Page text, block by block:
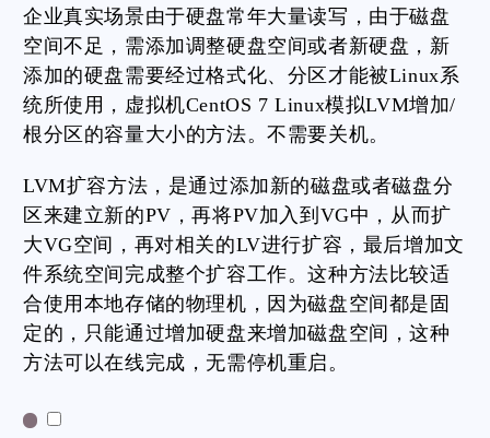
企业真实场景由于硬盘常年大量读写，由于磁盘
空间不足，需添加调整硬盘空间或者新硬盘，新
添加的硬盘需要经过格式化、分区才能被Linux系
统所使用，虚拟机CentOS 7 Linux模拟LVM增加/
根分区的容量大小的方法。不需要关机。
LVM扩容方法，是通过添加新的磁盘或者磁盘分
区来建立新的PV，再将PV加入到VG中，从而扩
大VG空间，再对相关的LV进行扩容，最后增加文
件系统空间完成整个扩容工作。这种方法比较适
合使用本地存储的物理机，因为磁盘空间都是固
定的，只能通过增加硬盘来增加磁盘空间，这种
方法可以在线完成，无需停机重启。